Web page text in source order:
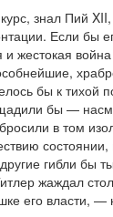
знал Пий
Если бы
жестокая
бы к тихой
бы —
в том
гибли бы
жаждал
его власти, —